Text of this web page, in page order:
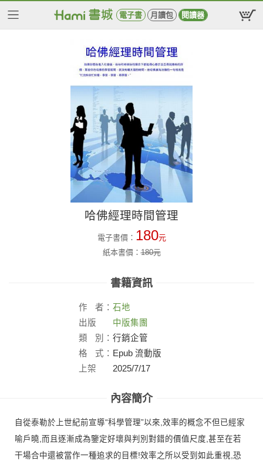
電子書 月讀包 閱讀器
哈佛經理時間管理
電子書價： 180元
紙本書價：180元
書籍資訊
作 者： 石地
出版
社：
中版集團
類
別： 行銷企管
格
式： Epub 流動版
上架
2025/7/17
內容簡介
自從泰勒於上世紀前宣導“科學管理”以來,效率的概念不但已經家
喻戶曉,而且逐漸成為鑒定好壞與判別對錯的價值尺度,甚至在若
干場合中還被當作一種追求的目標!效率之所以受到如此重視,恐